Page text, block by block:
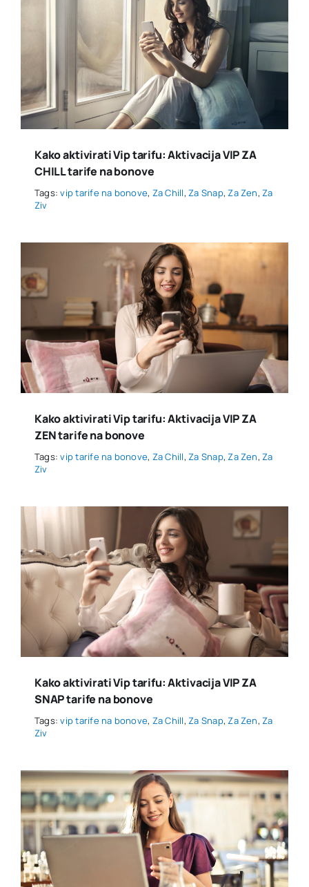
Kako aktivirati Vip tarifu: Aktivacija VIP ZA
CHILL tarife na bonove
Tags:vip tarife na bonove, Za Chill,Za Snap,Za Zen,Za
Ziv
Kako aktivirati Vip tarifu: Aktivacija VIP ZA
ZEN tarife na bonove
Tags:vip tarife na bonove, Za Chill,Za Snap,Za Zen,Za
Ziv
Kako aktivirati Vip tarifu: Aktivacija VIP ZA
SNAP tarife na bonove
Tags:vip tarife na bonove, Za Chill,Za Snap,Za Zen,Za
Ziv